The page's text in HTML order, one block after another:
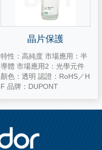
晶片保護
特性：高純度 市場應用：半
導體 市場應用2：光學元件
顏色：透明 認證：RoHS／H
F 品牌：DUPONT